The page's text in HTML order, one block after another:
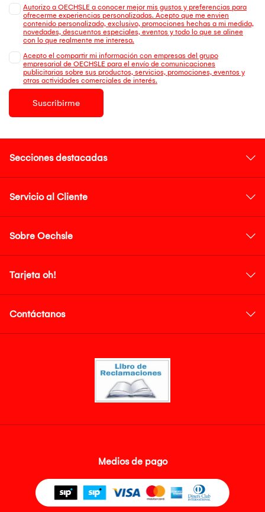
Autorizo a OECHSLE a conocer mejor mis gustos y preferencias para
ofrecerme experiencias personalizadas. Acepto que me envien
contenido personalizado, exclusivo, promociones hechas a mi medida,
novedades, descuentos especiales, eventos y todo lo que se alinee
con lo que realmente me interesa.
Acepto el compartir mi información con empresas del grupo
empresarial de OECHSLE para el envío de comunicaciones
publicitarias sobre sus productos, servicios, promociones, eventos y
otras actividades comerciales de interés.
Suscribirme
Secciones destacadas
Servicio al Cliente
Sobre Oechsle
Tarjeta oh!
Contáctanos
Medios de pago